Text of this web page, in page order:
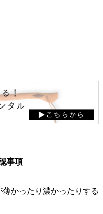
事項
かったり濃かったりする